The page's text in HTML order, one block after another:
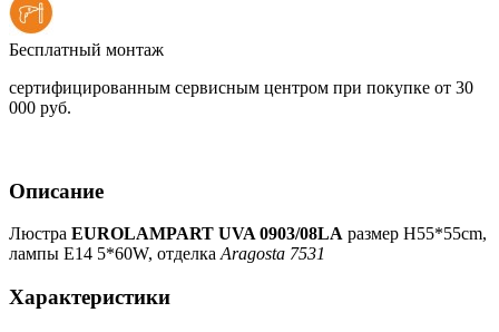
Бесплатный монтаж
сертифицированным сервисным центром при покупке от 30
000 руб.
Описание
Люстра EUROLAMPART UVA 0903/08LA размер H55*55cm,
лампы E14 5*60W, отделка Aragosta 7531
Характеристики